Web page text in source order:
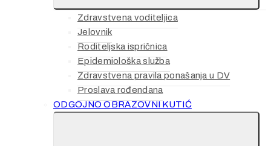
Zdravstvena voditeljica
Jelovnik
Roditeljska ispričnica
Epidemiološka služba
Zdravstvena pravila ponašanja u DV
Proslava rođendana
ODGOJNO OBRAZOVNI KUTIĆ